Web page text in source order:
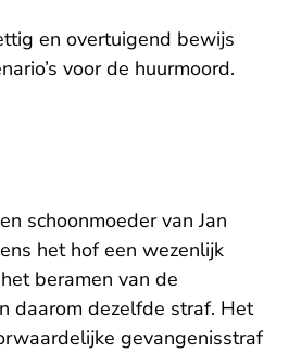
en overtuigend bewijs
voor de huurmoord.
schoonmoeder van Jan
het hof een wezenlijk
beramen van de
daarom dezelfde straf. Het
gevangenisstraf